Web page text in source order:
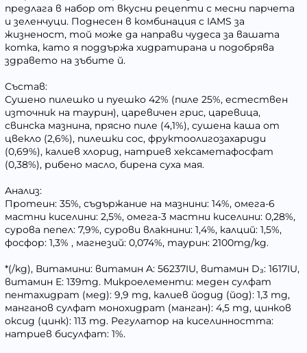
предлага в набор от вкусни рецепти с месни парчета
и зеленчуци. Поднесен в комбинация с IAMS за
жизненост, той може да направи чудеса за вашата
котка, като я поддържа хидратирана и подобрява
здравето на зъбите й.
Състав:
Сушено пилешко и пуешко 42% (пиле 25%, естествен
източник на таурин), царевичен грис, царевица,
свинска мазнина, прясно пиле (4,1%), сушена каша от
цвекло (2,6%), пилешки сос, фруктоолигозахариди
(0,69%), калиев хлорид, натриев хексаметафосфат
(0,38%), рибено масло, бирена суха мая.
Анализ:
Протеин: 35%, съдържание на мазнини: 14%, омега-6
мастни киселини: 2,5%, омега-3 мастни киселини: 0,28%,
сурова пепел: 7,9%, сурови влакнини: 1,4%, калций: 1,5%,
фосфор: 1,3% , магнезий: 0,074%, таурин: 2100mg/kg.
*(/kg), Витамини: витамин A: 56237IU, витамин D₃: 1617IU,
витамин E: 139mg. Микроелементи: меден сулфат
пентахидрат (мед): 9,9 mg, калиев йодид (йод): 1,3 mg,
манганов сулфат монохидрат (манган): 4,5 mg, цинков
оксид (цинк): 113 mg. Регулатор на киселинността:
натриев бисулфат: 1%.